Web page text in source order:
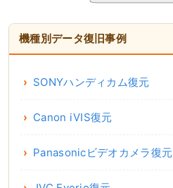
機種別データ復旧事例
SONYハンディカム復元
Canon iVIS復元
Panasonicビデオカメラ復元